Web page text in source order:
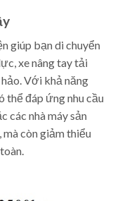
giúp bạn di chuyển
xe nâng tay tải
Với khả năng
thể đáp ứng nhu cầu
các nhà máy sản
còn giảm thiểu